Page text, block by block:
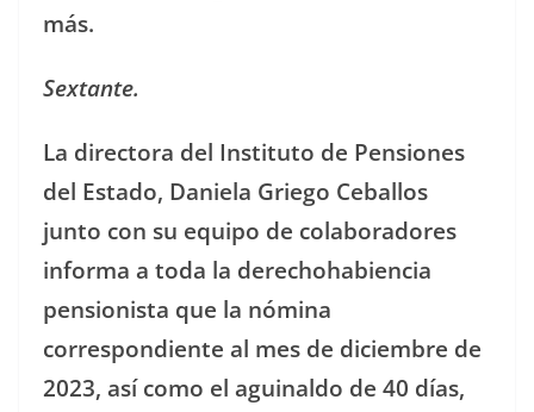
más.
Sextante.
La directora del Instituto de Pensiones
del Estado, Daniela Griego Ceballos
junto con su equipo de colaboradores
informa a toda la derechohabiencia
pensionista que la nómina
correspondiente al mes de diciembre de
2023, así como el aguinaldo de 40 días,